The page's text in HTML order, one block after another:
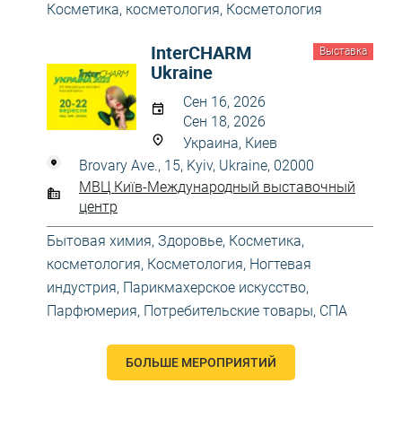
Косметика, косметология, Косметология
Выставка
InterCHARM
Ukraine
Сен 16, 2026
Сен 18, 2026
Украина, Киев
Brovary Ave., 15, Kyiv, Ukraine, 02000
МВЦ Київ-Международный выставочный
центр
Бытовая химия, Здоровье, Косметика,
косметология, Косметология, Ногтевая
индустрия, Парикмахерское искусство,
Парфюмерия, Потребительские товары, СПА
БОЛЬШЕ МЕРОПРИЯТИЙ